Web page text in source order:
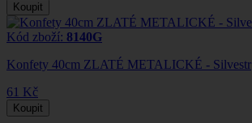
Koupit
Kód zboží: 8140G
Konfety 40cm ZLATÉ METALICKÉ - Silvestr
61 Kč
Koupit